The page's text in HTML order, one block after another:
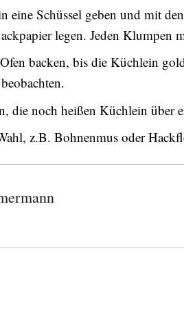
eine Schüssel geben und mit
legen. Jeden Klumpen
backen, bis die Küchlein
die noch heißen Küchlein über
z.B. Bohnenmus oder